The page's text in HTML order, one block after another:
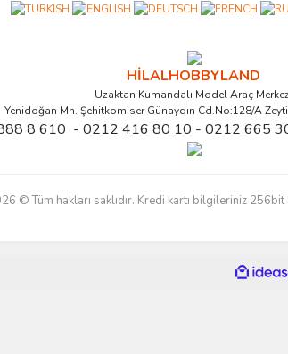
HİLALHOBBYLAND
Uzaktan Kumandalı Model Araç
Yenidoğan Mh. Şehitkomiser Günaydın Cd.No:128/A
8 610 - 0212 416 80 10 - 0212 665
Tüm hakları saklıdır. Kredi kartı bilgileriniz 256bit